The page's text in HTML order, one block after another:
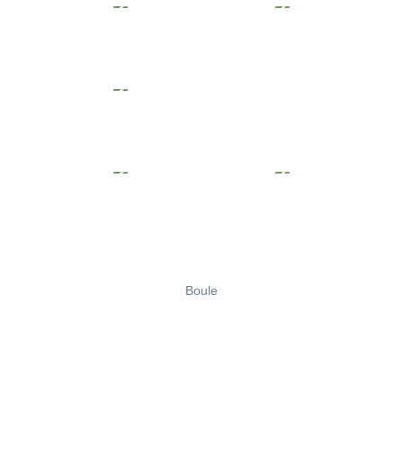
Boule